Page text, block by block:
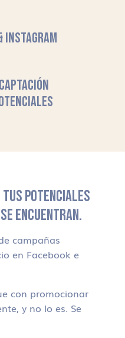
INSTAGRAM
POTENCIALES
ENCUENTRAN.
campañas
en Facebook e
con promocionar
y no lo es. Se